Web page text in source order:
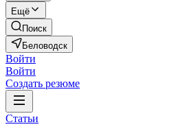
Ещё
Поиск
Беловодск
Войти
Войти
Создать резюме
Статьи